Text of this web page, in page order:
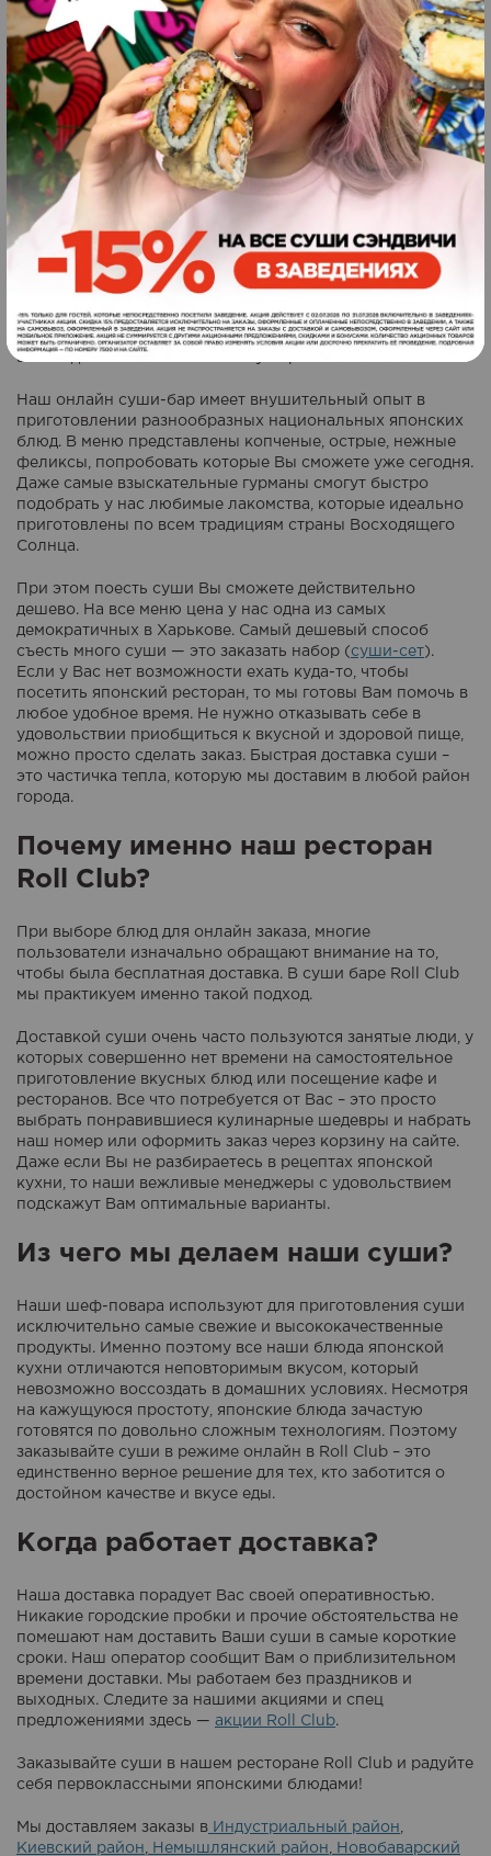
Лучшие суши от Roll Club
Японские суши – это удивительно вкусный и при этом
довольно универсальный продукт. Они идеально могут
дополнить праздничный стол, подойдут в качестве
перекуса на обед в офисе или скрасят романтический
вечер. Даже если к Вам нежданно нагрянули друзья,
можно просто заказать суши на дом. Такая доставка
японской пищи давно уже стала привычной
альтернативой китайскому или итальянскому фаст-фуду.
Если Вы мечтаете удивить своих гостей оригинальным и
вкусным блюдом, то онлайн-бар Roll Club – это
прекрасная возможностьзаказать суши в Харькове. От
Вас потребуется только выбрать понравившееся блюдо,
а сама доставка займет минимум времени.
Наш онлайн суши-бар имеет внушительный опыт в
приготовлении разнообразных национальных японских
блюд. В меню представлены копченые, острые, нежные
феликсы, попробовать которые Вы сможете уже сегодня.
Даже самые взыскательные гурманы смогут быстро
подобрать у нас любимые лакомства, которые идеально
приготовлены по всем традициям страны Восходящего
Солнца.
При этом поесть суши Вы сможете действительно
дешево. На все меню цена у нас одна из самых
демократичных в Харькове. Самый дешевый способ
съесть много суши — это заказать набор (суши-сет).
Если у Вас нет возможности ехать куда-то, чтобы
посетить японский ресторан, то мы готовы Вам помочь в
любое удобное время. Не нужно отказывать себе в
удовольствии приобщиться к вкусной и здоровой пище,
можно просто сделать заказ. Быстрая доставка суши –
это частичка тепла, которую мы доставим в любой район
города.
Почему именно наш ресторан
Roll Club?
При выборе блюд для онлайн заказа, многие
пользователи изначально обращают внимание на то,
чтобы была бесплатная доставка. В суши баре Roll Club
мы практикуем именно такой подход.
Доставкой суши очень часто пользуются занятые люди, у
которых совершенно нет времени на самостоятельное
приготовление вкусных блюд или посещение кафе и
ресторанов. Все что потребуется от Вас – это просто
выбрать понравившиеся кулинарные шедевры и набрать
наш номер или оформить заказ через корзину на сайте.
Даже если Вы не разбираетесь в рецептах японской
кухни, то наши вежливые менеджеры с удовольствием
подскажут Вам оптимальные варианты.
Из чего мы делаем наши суши?
Наши шеф-повара используют для приготовления суши
исключительно самые свежие и высококачественные
продукты. Именно поэтому все наши блюда японской
кухни отличаются неповторимым вкусом, который
невозможно воссоздать в домашних условиях. Несмотря
на кажущуюся простоту, японские блюда зачастую
готовятся по довольно сложным технологиям. Поэтому
заказывайте суши в режиме онлайн в Roll Club – это
единственно верное решение для тех, кто заботится о
достойном качестве и вкусе еды.
Когда работает доставка?
Наша доставка порадует Вас своей оперативностью.
Никакие городские пробки и прочие обстоятельства не
помешают нам доставить Ваши суши в самые короткие
сроки. Наш оператор сообщит Вам о приблизительном
времени доставки. Мы работаем без праздников и
выходных. Следите за нашими акциями и спец
предложениями здесь — акции Roll Club.
Заказывайте суши в нашем ресторане Roll Club и радуйте
себя первоклассными японскими блюдами!
Мы доставляем заказы в Индустриальный район
Киевский район
Немышлянский район
Новобаварский